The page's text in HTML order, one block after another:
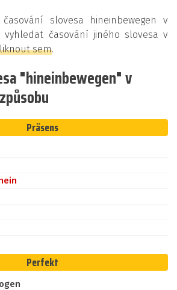
slovesa hineinbewegen v
vyhledat časování jiného slovesa v
sem.
"hineinbewegen" v
Präsens
Perfekt